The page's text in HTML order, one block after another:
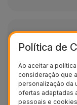
A
Mais de 90 mil
Saber mais
Política de
Ao aceitar a
consideração que
personalização da
ofertas adaptadas
pessoais e